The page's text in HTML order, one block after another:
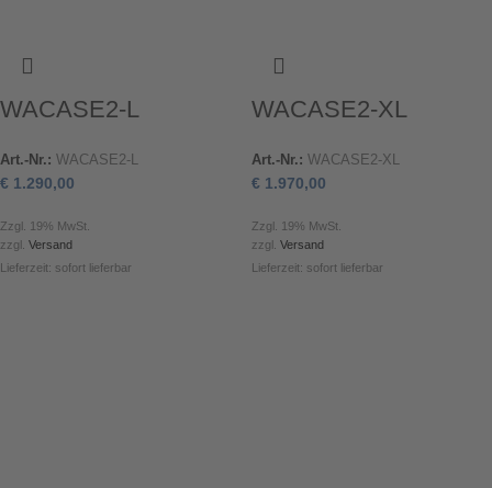
WACASE2-L
Art.-Nr.: WACASE2-L
€ 1.290,00
Zzgl. 19% MwSt.
zzgl. Versand
Lieferzeit: sofort lieferbar
WACASE2-XL
Art.-Nr.: WACASE2-XL
€ 1.970,00
Zzgl. 19% MwSt.
zzgl. Versand
Lieferzeit: sofort lieferbar